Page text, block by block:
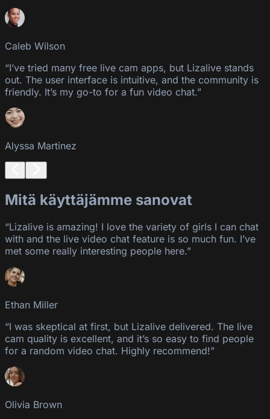
Caleb Wilson
“I’ve tried many free live cam apps, but Lizalive stands
out. The user interface is intuitive, and the community is
friendly. It’s my go-to for a fun video chat.”
Alyssa Martinez
Mitä käyttäjämme sanovat
“Lizalive is amazing! I love the variety of girls I can chat
with and the live video chat feature is so much fun. I’ve
met some really interesting people here.”
Ethan Miller
“I was skeptical at first, but Lizalive delivered. The live
cam quality is excellent, and it’s so easy to find people
for a random video chat. Highly recommend!”
Olivia Brown